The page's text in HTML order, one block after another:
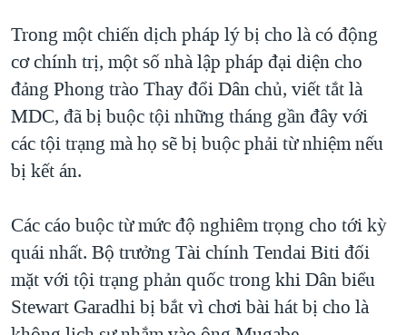
KINH TẾ
KHOA HỌC
SỨC KHOẺ
VĂN HOÁ
THỂ THAO
MỘT NĂM CHIẾN TRANH TẠI DẢI GAZA
GIẢI MÃ VÀNH ĐAI & CON ĐƯỜNG
NGÀY TỊ NẠN THẾ GIỚI
TRỊNH VĨNH BÌNH - NGƯỜI HẠ 'BÊN THẮNG CUỘC'
GROUND ZERO – XƯA VÀ NAY
CÁC GIÁ TRỊ CỘNG HÒA Ở VIỆT NAM
THƯỢNG ĐỈNH TRUMP-KIM TẠI VIỆT NAM
TRỊNH VĨNH BÌNH VS. CHÍNH PHỦ VIỆT NAM
NGƯ DÂN VIỆT VÀ LÀN SÓNG TRỘM HẢI SÂM
MẠNG XÃ HỘI
Ngôn ngữ khác
Trong một chiến dịch pháp lý bị cho là có động
cơ chính trị, một số nhà lập pháp đại diện cho
đảng Phong trào Thay đổi Dân chủ, viết tắt là
MDC, đã bị buộc tội những tháng gần đây với
các tội trạng mà họ sẽ bị buộc phải từ nhiệm nếu
bị kết án.
Các cáo buộc từ mức độ nghiêm trọng cho tới kỳ
quái nhất. Bộ trưởng Tài chính Tendai Biti đối
mặt với tội trạng phản quốc trong khi Dân biểu
Stewart Garadhi bị bắt vì chơi bài hát bị cho là